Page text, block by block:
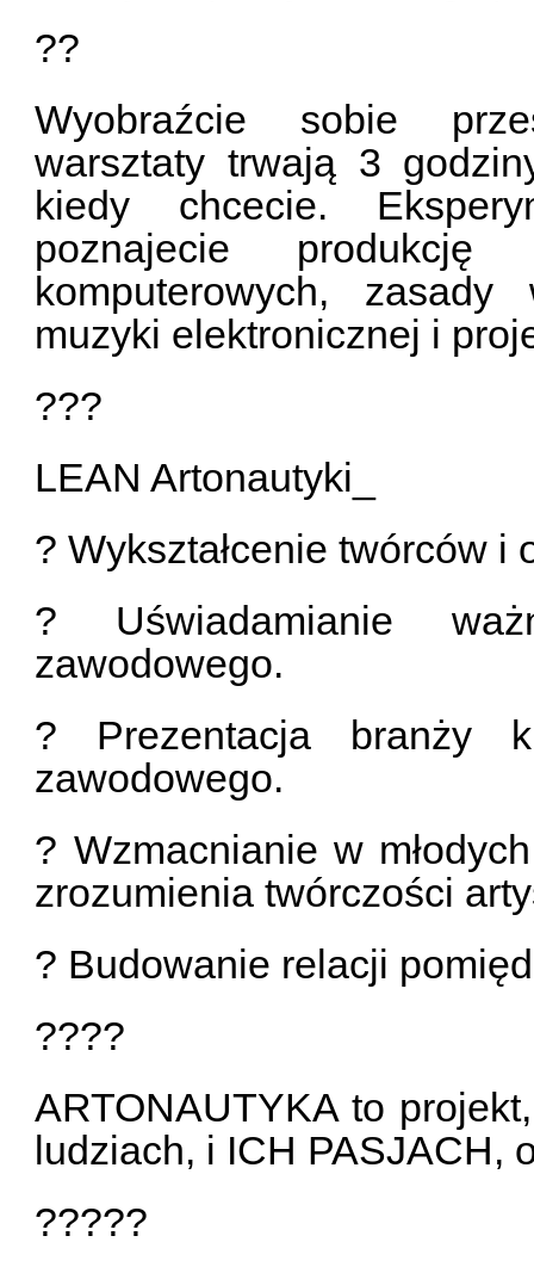
??
Wyobraźcie sobie
warsztaty trwają 3
kiedy chcecie.
poznajecie produkcję
komputerowych,
muzyki elektronicznej i
???
LEAN Artonautyki_
? Wykształcenie twórców
? Uświadamianie
zawodowego.
? Prezentacja branży
zawodowego.
? Wzmacnianie w
zrozumienia twórczości
? Budowanie relacji
????
ARTONAUTYKA to
ludziach, i ICH PASJACH,
?????